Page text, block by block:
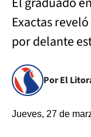
Exactas
por delante
Por El
Jueves, 27 de